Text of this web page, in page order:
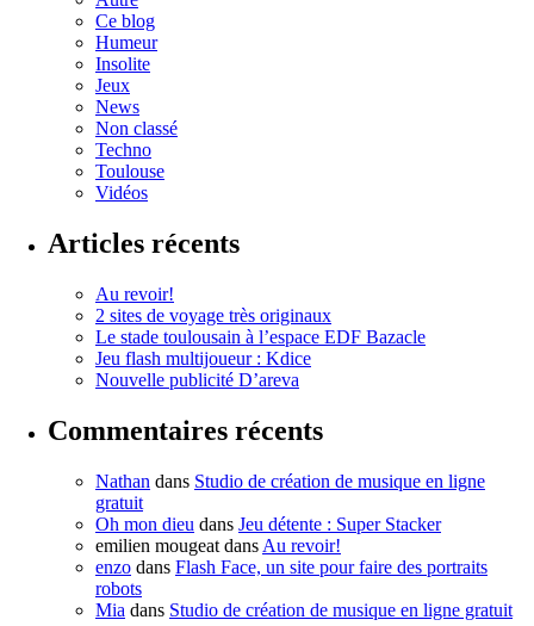
Ce blog
Humeur
Insolite
Jeux
News
Non classé
Techno
Toulouse
Vidéos
Articles récents
Au revoir!
2 sites de voyage très originaux
Le stade toulousain à l’espace EDF Bazacle
Jeu flash multijoueur : Kdice
Nouvelle publicité D’areva
Commentaires récents
Nathan dans Studio de création de musique en ligne
gratuit
Oh mon dieu dans Jeu détente : Super Stacker
emilien mougeat dans Au revoir!
enzo dans Flash Face, un site pour faire des portraits
robots
Mia dans Studio de création de musique en ligne gratuit